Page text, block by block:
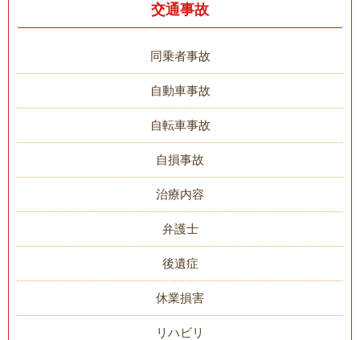
交通事故
同乗者事故
自動車事故
自転車事故
自損事故
治療内容
弁護士
後遺症
休業損害
リハビリ